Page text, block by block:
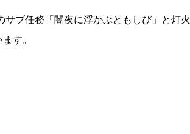
ブ任務「闇夜に浮かぶともしび」と灯火
す。